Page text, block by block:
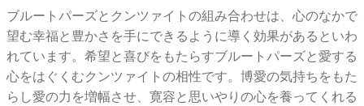
ブルートパーズとクンツァイトの組み合わせは、心のなかで
望む幸福と豊かさを手にできるように導く効果があるといわ
れています。希望と喜びをもたらすブルートパーズと愛する
心をはぐくむクンツァイトの相性です。博愛の気持ちをもた
らし愛の力を増幅させ、寛容と思いやりの心を養ってくれる